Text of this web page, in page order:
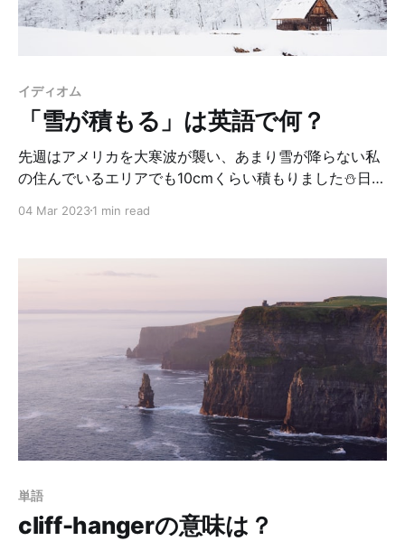
who dealing
イディオム
「雪が積もる」は英語で何？
先週はアメリカを大寒波が襲い、あまり雪が降らない私
の住んでいるエリアでも10cmくらい積もりました⛄️日本
今でも、雪が降るとテンションが上がります😆 というこ
があるので、参考にしてみてね✌🏻 まず、「雪が◯cm積
す。ここでの例文は未来形で統一してますが、これらの
表現は時制を問わず使えます。 It will snow ten
centimeters tomorrow. 明日は10cm、雪が積もるよ。
We will get ten centimeters of snow tomorrow. 明日は
10cm、雪が積もるよ。 特に◯cmと限定しない場合
は、a lotに置き換えれば、雪が積もるという意味になり
得ます。 It will snow a lot tomorrow. 明日は雪がたく
さん降る。＝雪が積もる。 We
04 Mar 20231 min read
単語
cliff-hangerの意味は？